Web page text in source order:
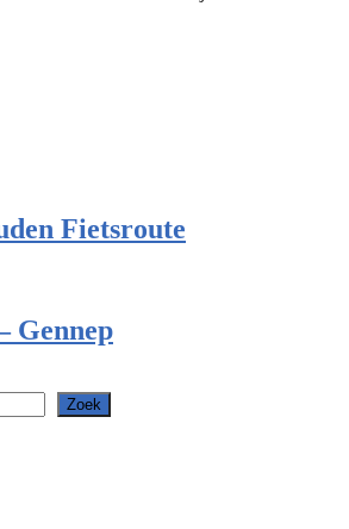
Fietsroute
Gennep
Zoek